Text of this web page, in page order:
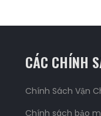
CÁC CHÍNH
Chính Sách Vận
Chính sách bảo